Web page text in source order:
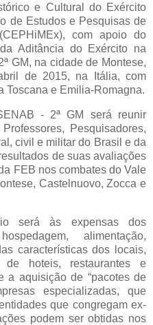
e Cultural do Exército
de Estudos e Pesquisas de
com apoio do
Aditância do Exército na
GM, na cidade de Montese,
de 2015, na Itália, com
Toscana e Emilia-Romagna.
- 2ª GM será reunir
Pesquisadores,
civil e militar do Brasil e da
de suas avaliações
FEB nos combates do Vale
Castelnuovo, Zocca e
será às expensas dos
alimentação,
características dos locais,
hoteis, restaurantes e
a aquisição de “pacotes de
especializadas, que
que congregam ex-
podem ser obtidas nos